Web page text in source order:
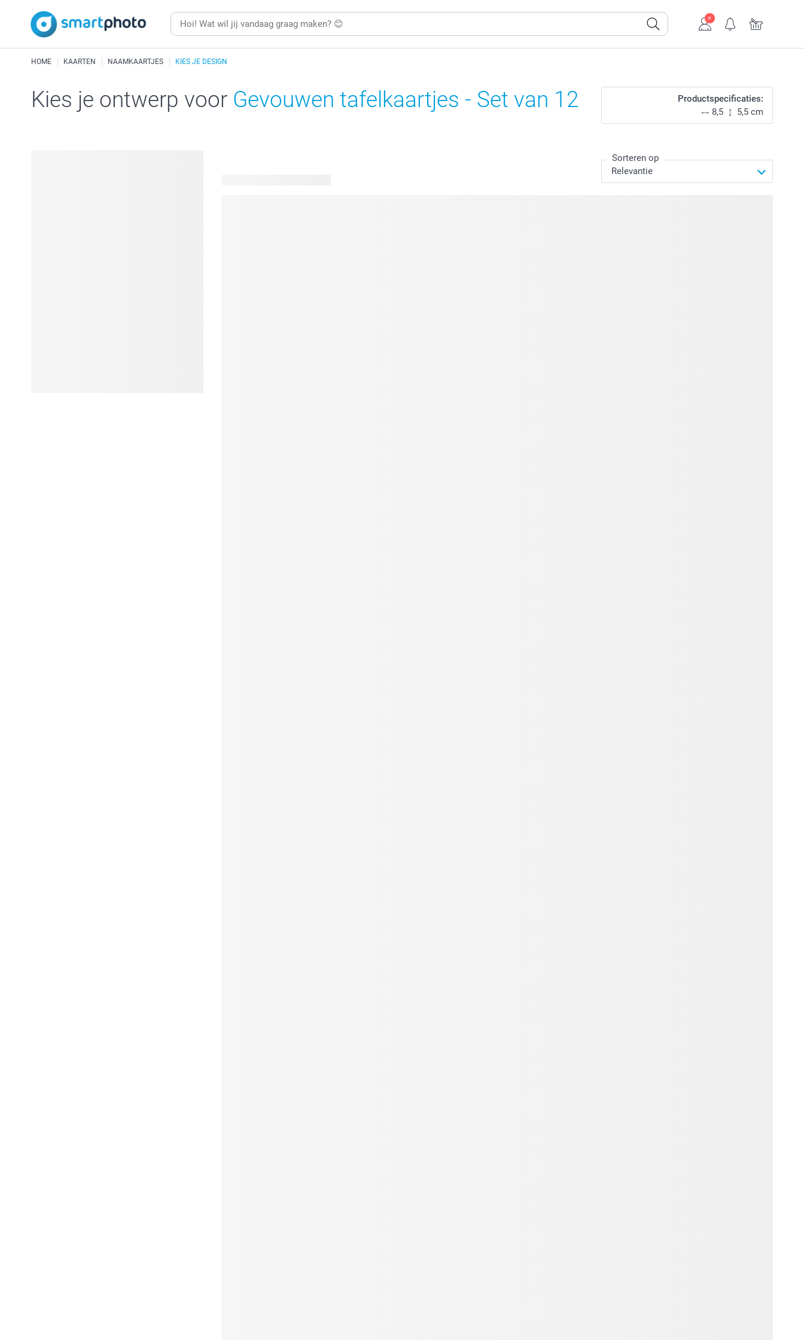
HOME KAARTEN NAAMKAARTJES KIES JE DESIGN
Kies je ontwerp voor Gevouwen tafelkaartjes - Set van 12
Productspecificaties:
8,5
5,5 cm
Sorteren op